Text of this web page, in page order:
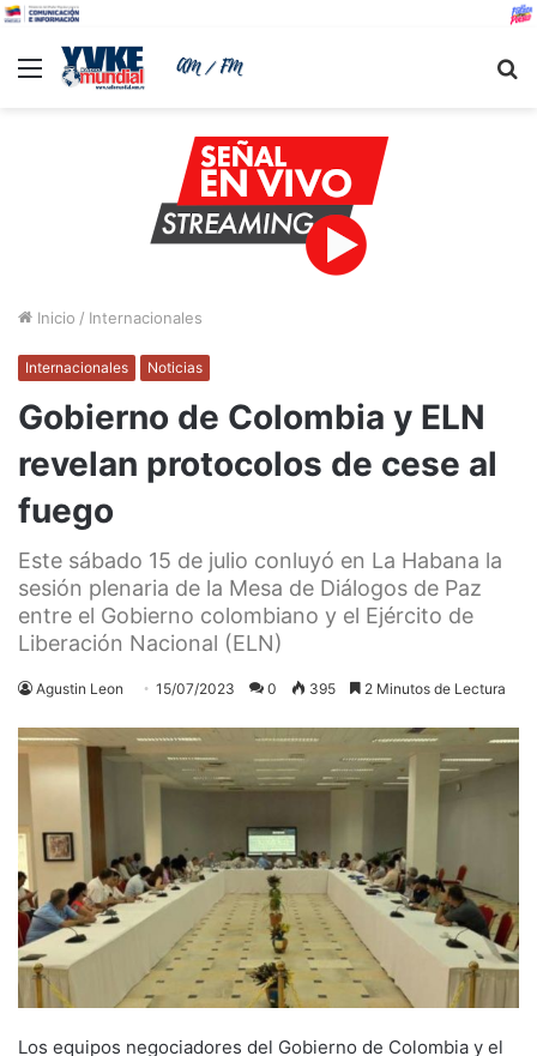
Menu
Inicio / Internacionales
Internacionales Noticias
Gobierno de Colombia y ELN
revelan protocolos de cese al
fuego
Este sábado 15 de julio conluyó en La Habana la
sesión plenaria de la Mesa de Diálogos de Paz
entre el Gobierno colombiano y el Ejército de
Liberación Nacional (ELN)
Agustin Leon 15/07/2023 0 395 2 Minutos de Lectura
Los equipos negociadores del Gobierno de Colombia y el